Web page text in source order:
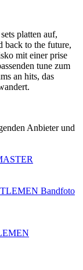
platten auf,
back to the future,
mit einer prise
tune zum
an hits, das
Anbieter und